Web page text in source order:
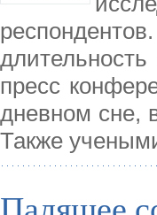
пресс
дневном сне,
Также